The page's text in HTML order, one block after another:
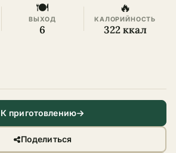
🍽
ВЫХОД
6
🔥
КАЛОРИЙНОСТЬ
322 ккал
К приготовлению
Поделиться